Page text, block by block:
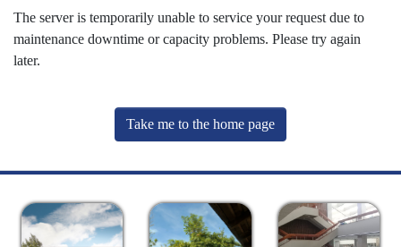
The server is temporarily unable to service your request due to
maintenance downtime or capacity problems. Please try again
later.
Take me to the home page